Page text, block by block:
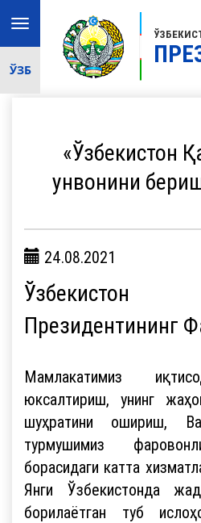
Toggle
navigation
ЎЗБ
«Ўзбекистон
унвонини
24.08.2021
Ўзбекистон
Президентининг
Мамлакатимиз
юксалтириш, унинг
шуҳратини ошириш,
турмушимиз
борасидаги катта
Янги Ўзбекистонда
борилаётган туб